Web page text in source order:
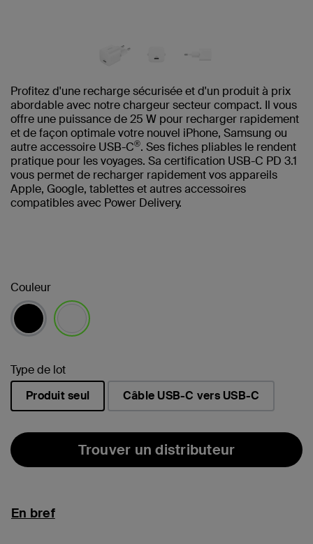
Profitez d'une recharge sécurisée et d'un produit à prix
abordable avec notre chargeur secteur compact. Il vous
offre une puissance de 25 W pour recharger rapidement
et de façon optimale votre nouvel iPhone, Samsung ou
autre accessoire USB-C®. Ses fiches pliables le rendent
pratique pour les voyages. Sa certification USB-C PD 3.1
vous permet de recharger rapidement vos appareils
Apple, Google, tablettes et autres accessoires
compatibles avec Power Delivery.
Couleur
Type de lot
Produit seul
Câble USB-C vers USB-C
Trouver un distributeur
En bref